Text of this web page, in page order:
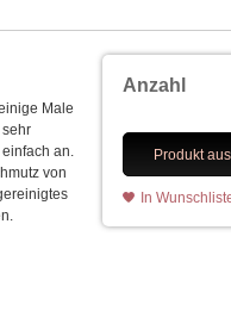
Anzahl
Produkt
In
Male
an.
von